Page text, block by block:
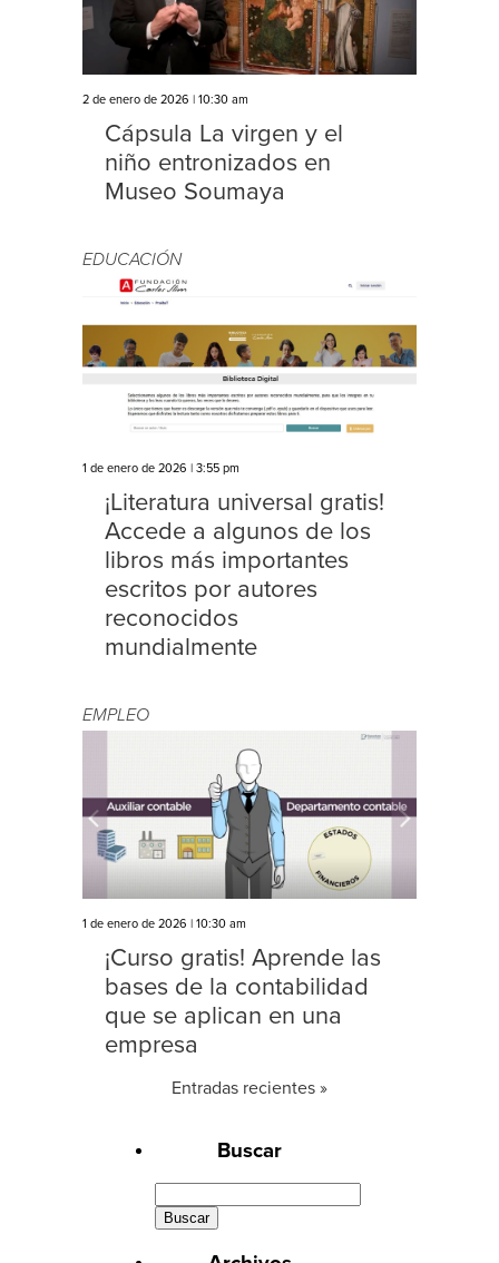
2 de enero de 2026 | 10:30 am
Cápsula La virgen y el
niño entronizados en
Museo Soumaya
EDUCACIÓN
1 de enero de 2026 | 3:55 pm
¡Literatura universal gratis!
Accede a algunos de los
libros más importantes
escritos por autores
reconocidos
mundialmente
EMPLEO
1 de enero de 2026 | 10:30 am
¡Curso gratis! Aprende las
bases de la contabilidad
que se aplican en una
empresa
Entradas recientes »
Buscar